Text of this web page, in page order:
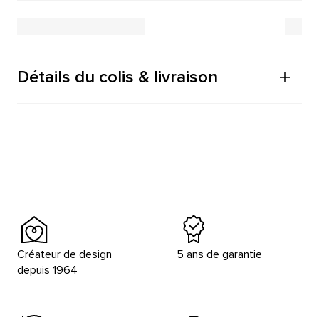
Détails du colis & livraison
Créateur de design
depuis 1964
5 ans de garantie